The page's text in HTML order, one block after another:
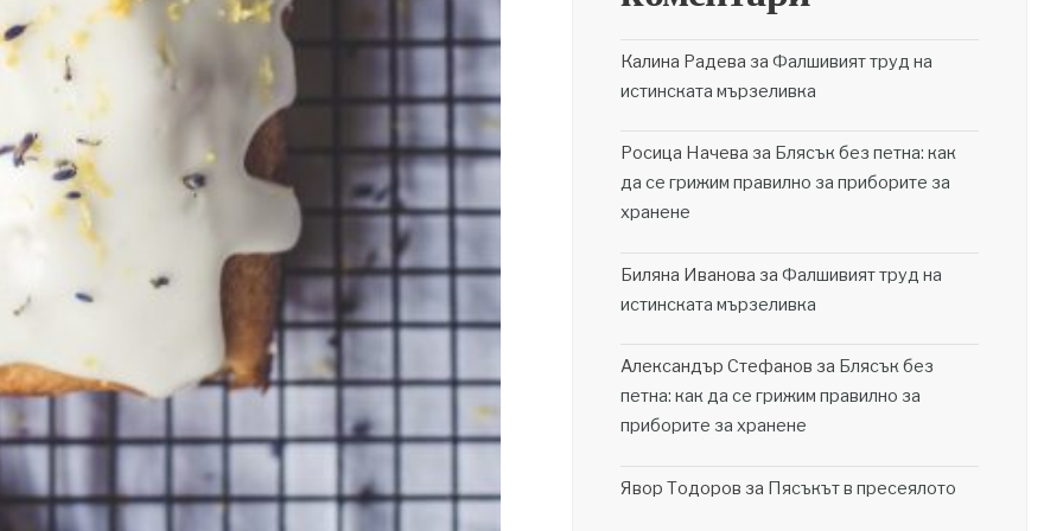
Калина Радева заФалшивият труд на
истинската мързеливка
Росица Начева за Блясък без петна: как
да се грижим правилно за приборите за
хранене
Биляна Иванова заФалшивият труд на
истинската мързеливка
Александър Стефанов за Блясък без
петна: как да се грижим правилно за
приборите за хранене
Явор Тодоров за Пясъкът в пресеялото